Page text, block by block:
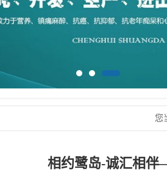
您
相约鹭岛-诚汇相